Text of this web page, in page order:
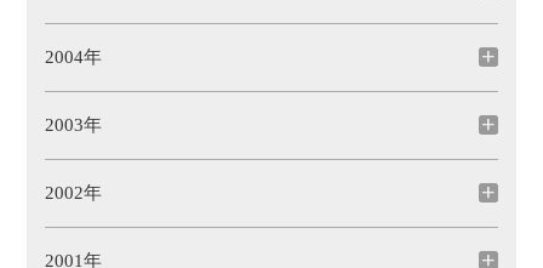
2004年
2003年
2002年
2001年